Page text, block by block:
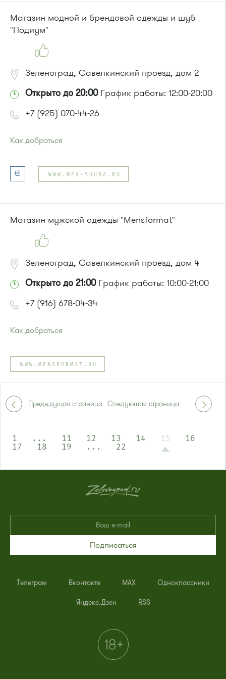
Маршрутка № 408м, 419м, 476м
Магазин модной и брендовой одежды и шуб
"Подиум"
Зеленоград, Савелкинский проезд, дом 2
Открыто до 20:00График работы: 12:00-20:00
+7 (925) 070-44-26
Как добраться
Автобусы № 2, 3, 9, 11, 19, 31, 32.
Маршрутка № 409м, 419м
Автобусы № 1, 3, 8, 11, 19, 29, 32, 400, 400э.
WWW.MEX-SHUBA.RU
Магазин мужской одежды "Mensformat"
Зеленоград, Савелкинский проезд, дом 4
Открыто до 21:00График работы: 10:00-21:00
+7 (916) 678-04-34
Как добраться
Автобусы № 2, 3, 9, 11, 19, 31, 32.
Маршрутка № 409м, 419м
или до остановки"Товары для дома":
Маршрутка № 408м, 419м, 476м
WWW.MENSFORMAT.RU
Предыдущая страница Следующая страница
1 ... 11 12 13 14 15
16
17
18 19 ... 22
Подписаться
Телеграм Вконтакте MAX Одноклассники
Яндекс.Дзен RSS